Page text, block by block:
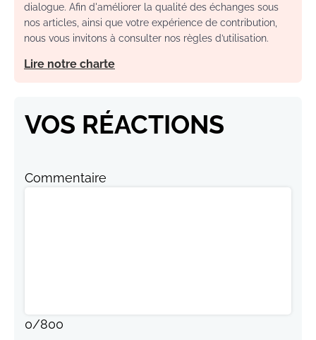
dialogue. Afin d'améliorer la qualité des échanges sous
nos articles, ainsi que votre expérience de contribution,
nous vous invitons à consulter nos règles d’utilisation.
Lire notre charte
VOS RÉACTIONS
Commentaire
0/800